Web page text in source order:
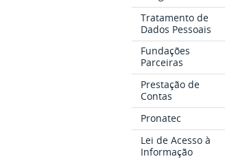
Tratamento de
Dados Pessoais
Fundações
Parceiras
Prestação de
Contas
Pronatec
Lei de Acesso à
Informação